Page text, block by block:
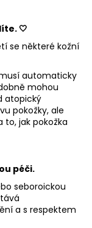
🤍
se některé kožní
automaticky
mohou
atopický
pokožky, ale
to, jak pokožka
péči.
seboroickou
a s respektem